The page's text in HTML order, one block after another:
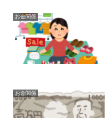
お金関係
お金関係